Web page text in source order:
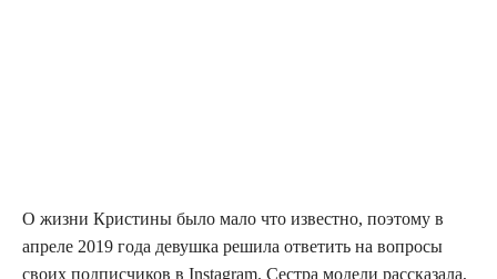
О жиз­ни Кри­сти­ны было мало что извест­но, поэто­му в
апре­ле 2019 года девуш­ка реши­ла отве­тить на вопро­сы
сво­их под­пис­чи­ков в Instagram. Сест­ра моде­ли рас­ска­за­ла,